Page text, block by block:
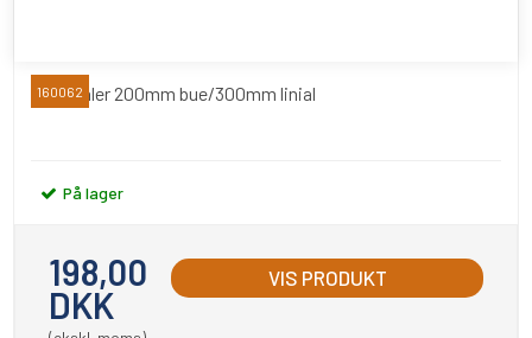
Gradmåler 200mm bue/300mm linial
160062
På lager
198,00
DKK
VIS PRODUKT